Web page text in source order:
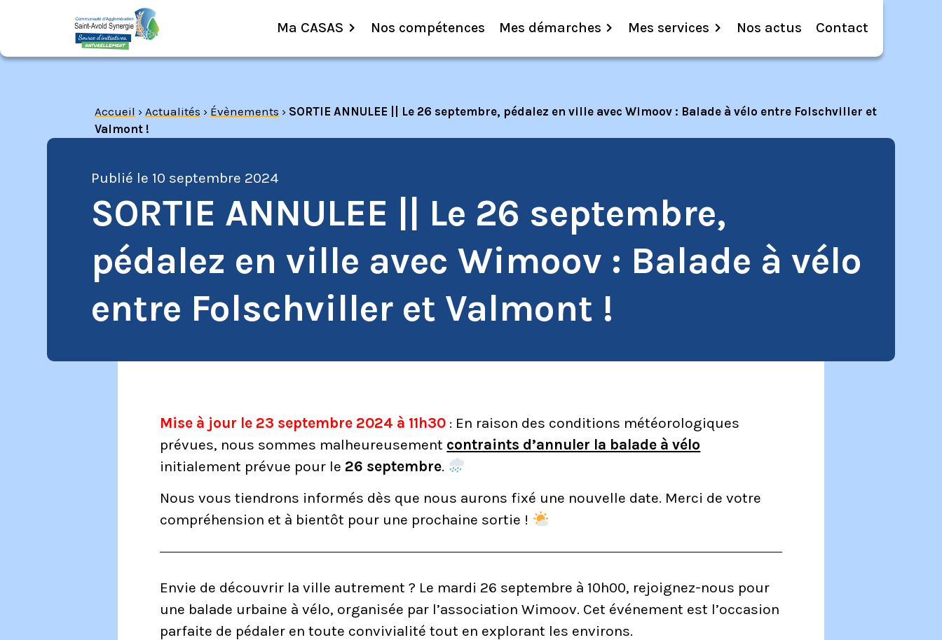
Ma CASAS Nos compétences Mes démarches Mes services Nos actus Contact
Accueil ›Actualités › Évènements › SORTIE ANNULEE || Le 26 septembre, pédalez en ville avec Wimoov : Balade à vélo entre Folschviller et
Valmont !
Publié le 10 septembre 2024
SORTIE ANNULEE || Le 26 septembre,
pédalez en ville avec Wimoov : Balade à vélo
entre Folschviller et Valmont !
Mise à jour le 23 septembre 2024 à 11h30 : En raison des conditions météorologiques
prévues, nous sommes malheureusement contraints d’annuler la balade à vélo
initialement prévue pour le 26 septembre.
Nous vous tiendrons informés dès que nous aurons fixé une nouvelle date. Merci de votre
compréhension et à bientôt pour une prochaine sortie !
Envie de découvrir la ville autrement ? Le mardi 26 septembre à 10h00, rejoignez-nous pour
une balade urbaine à vélo, organisée par l’association Wimoov. Cet événement est l’occasion
parfaite de pédaler en toute convivialité tout en explorant les environs.